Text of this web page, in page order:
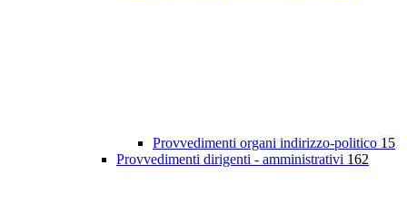
Provvedimenti organi indirizzo-politico 15
Provvedimenti dirigenti - amministrativi 162